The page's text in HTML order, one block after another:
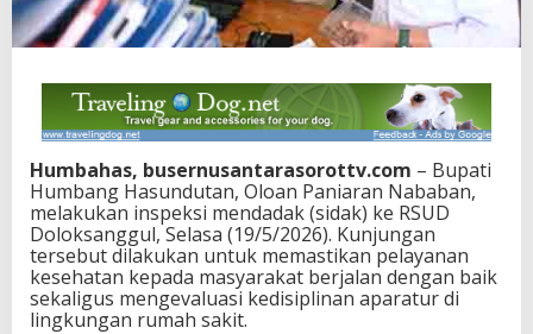
Humbahas, busernusantarasorottv.com – Bupati
Humbang Hasundutan, Oloan Paniaran Nababan,
melakukan inspeksi mendadak (sidak) ke RSUD
Doloksanggul, Selasa (19/5/2026). Kunjungan
tersebut dilakukan untuk memastikan pelayanan
kesehatan kepada masyarakat berjalan dengan baik
sekaligus mengevaluasi kedisiplinan aparatur di
lingkungan rumah sakit.